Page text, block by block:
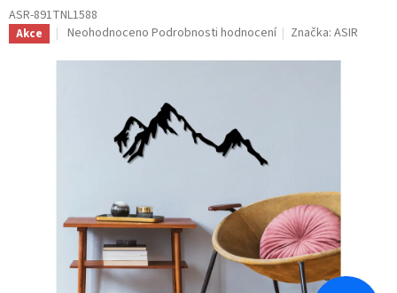
ASR-891TNL1588
Akce
Průměrné
produktu
hvězdiček.
Neohodnoceno Podrobnosti hodnocení Značka:ASIR